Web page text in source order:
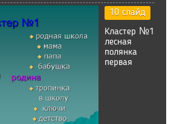
10 слайд
Кластер №1
лесная
полянка
первая